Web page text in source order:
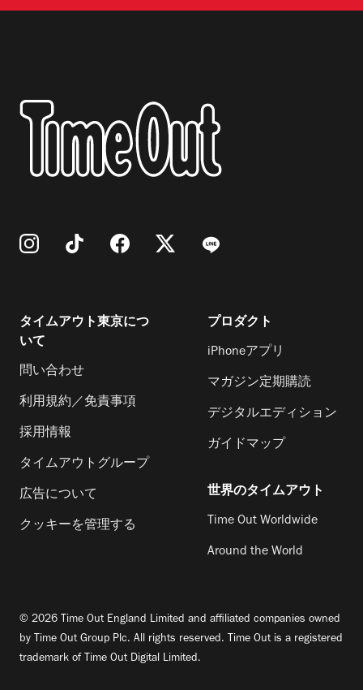
タイムアウト東京につ
いて
問い合わせ
利用規約／免責事項
採用情報
タイムアウトグループ
広告について
クッキーを管理する
プロダクト
iPhoneアプリ
マガジン定期購読
デジタルエディション
ガイドマップ
世界のタイムアウト
Time Out Worldwide
Around the World
© 2026 Time Out England Limited and affiliated companies owned
by Time Out Group Plc. All rights reserved. Time Out is a registered
trademark of Time Out Digital Limited.